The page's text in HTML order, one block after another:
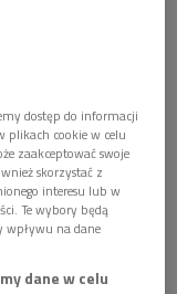
od 1817
jej
ich
W tym czasie
rosyjscy
nie tylko
dostęp do informacji
cookie w celu
zaakceptować swoje
skorzystać z
interesu lub w
Te wybory będą
wpływu na dane
dane w celu